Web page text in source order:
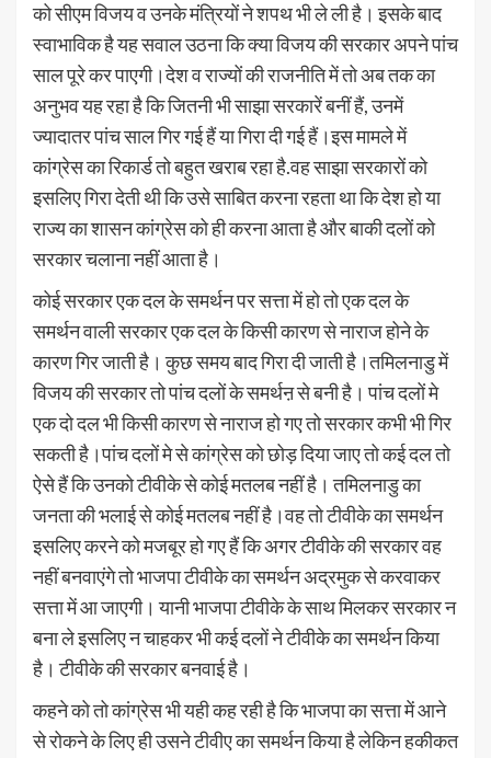
को सीएम विजय व उनके मंत्रियों ने शपथ भी ले ली है। इसके बाद
स्वाभाविक है यह सवाल उठना कि क्या विजय की सरकार अपने पांच
साल पूरे कर पाएगी।देश व राज्यों की राजनीति में तो अब तक का
अनुभव यह रहा है कि जितनी भी साझा सरकारें बनीं हैं, उनमें
ज्यादातर पांच साल गिर गई हैं या गिरा दी गई हैं।इस मामले में
कांग्रेस का रिकार्ड तो बहुत खराब रहा है.वह साझा सरकारों को
इसलिए गिरा देती थी कि उसे साबित करना रहता था कि देश हो या
राज्य का शासन कांग्रेस को ही करना आता है और बाकी दलों को
सरकार चलाना नहीं आता है।
कोई सरकार एक दल के समर्थन पर सत्ता में हो तो एक दल के
समर्थन वाली सरकार एक दल के किसी कारण से नाराज होने के
कारण गिर जाती है। कुछ समय बाद गिरा दी जाती है।तमिलनाडु में
विजय की सरकार तो पांच दलों के समर्थऩ से बनी है। पांच दलों मे
एक दो दल भी किसी कारण से नाराज हो गए तो सरकार कभी भी गिर
सकती है।पांच दलों मे से कांग्रेस को छोड़ दिया जाए तो कई दल तो
ऐसे हैं कि उनको टीवीके से कोई मतलब नहीं है। तमिलनाडु का
जनता की भलाई से कोई मतलब नहीं है।वह तो टीवीके का समर्थन
इसलिए करने को मजबूर हो गए हैं कि अगर टीवीके की सरकार वह
नहीं बनवाएंगे तो भाजपा टीवीके का समर्थन अद्रमुक से करवाकर
सत्ता में आ जाएगी। यानी भाजपा टीवीके के साथ मिलकर सरकार न
बना ले इसलिए न चाहकर भी कई दलों ने टीवीके का समर्थन किया
है। टीवीके की सरकार बनवाई है।
कहने को तो कांग्रेस भी यही कह रही है कि भाजपा का सत्ता में आने
से रोकने के लिए ही उसने टीवीए का समर्थन किया है लेकिन हकीकत